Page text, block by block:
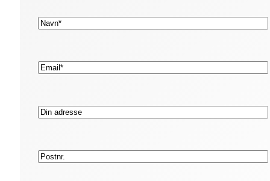
Navn*
E-
mail*
Adresse
Postnr.